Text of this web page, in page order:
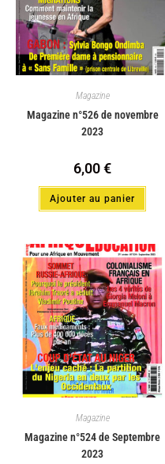
Magazine
Magazine n°526 de novembre
2023
6,00€
Ajouter au panier
Magazine
Magazine n°524 de Septembre
2023